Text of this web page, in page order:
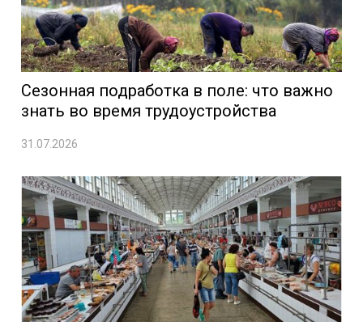
Сезонная подработка в поле: что важно
знать во время трудоустройства
31.07.2026